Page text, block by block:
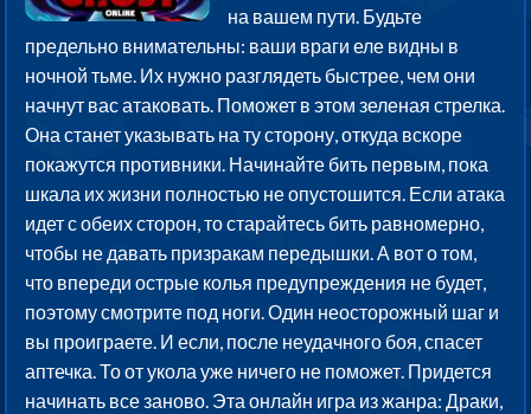
на вашем пути. Будьте
предельно внимательны: ваши враги еле видны в
ночной тьме. Их нужно разглядеть быстрее, чем они
начнут вас атаковать. Поможет в этом зеленая стрелка.
Она станет указывать на ту сторону, откуда вскоре
покажутся противники. Начинайте бить первым, пока
шкала их жизни полностью не опустошится. Если атака
идет с обеих сторон, то старайтесь бить равномерно,
чтобы не давать призракам передышки. А вот о том,
что впереди острые колья предупреждения не будет,
поэтому смотрите под ноги. Один неосторожный шаг и
вы проиграете. И если, после неудачного боя, спасет
аптечка. То от укола уже ничего не поможет. Придется
начинать все заново. Эта онлайн игра из жанра: Драки,